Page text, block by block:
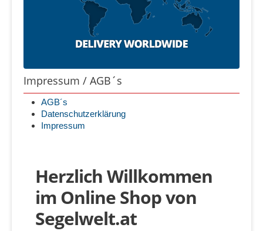
Impressum / AGB´s
AGB´s
Datenschutzerklärung
Impressum
Herzlich Willkommen
im Online Shop von
Segelwelt.at